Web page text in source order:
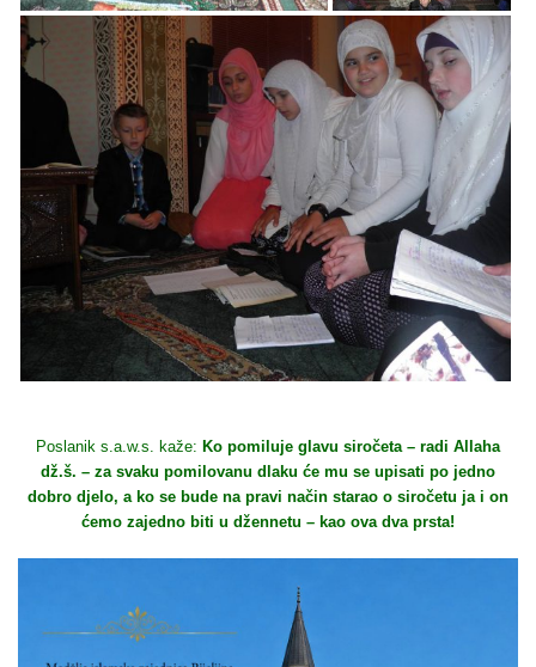
Poslanik s.a.w.s. kaže: Ko pomiluje glavu siročeta – radi Allaha
dž.š. – za svaku pomilovanu dlaku će mu se upisati po jedno
dobro djelo, a ko se bude na pravi način starao o siročetu ja i on
ćemo zajedno biti u džennetu – kao ova dva prsta!